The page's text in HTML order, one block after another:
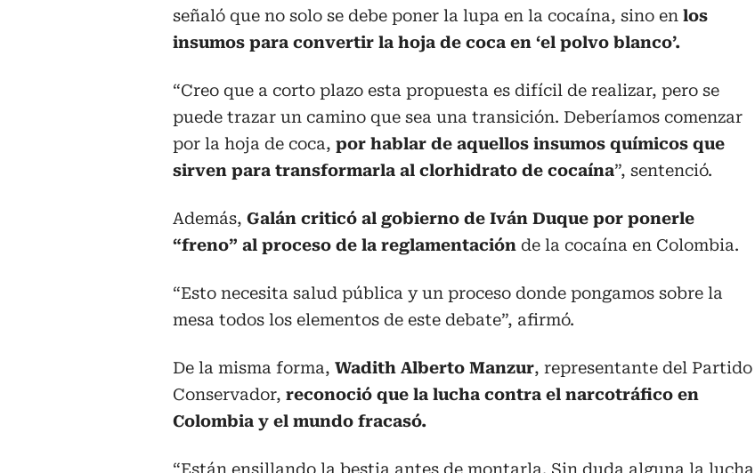
señaló que no solo se debe poner la lupa en la cocaína, sino en los
insumos para convertir la hoja de coca en ‘el polvo blanco’.
“Creo que a corto plazo esta propuesta es difícil de realizar, pero se
puede trazar un camino que sea una transición. Deberíamos comenzar
por la hoja de coca, por hablar de aquellos insumos químicos que
sirven para transformarla al clorhidrato de cocaína”, sentenció.
Además, Galán criticó al gobierno de Iván Duque por ponerle
“freno” al proceso de la reglamentación de la cocaína en Colombia.
“Esto necesita salud pública y un proceso donde pongamos sobre la
mesa todos los elementos de este debate”, afirmó.
De la misma forma, Wadith Alberto Manzur, representante del Partido
Conservador, reconoció que la lucha contra el narcotráfico en
Colombia y el mundo fracasó.
“Están ensillando la bestia antes de montarla. Sin duda alguna la lucha